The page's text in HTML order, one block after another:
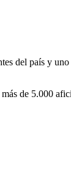
país y
de 5.000